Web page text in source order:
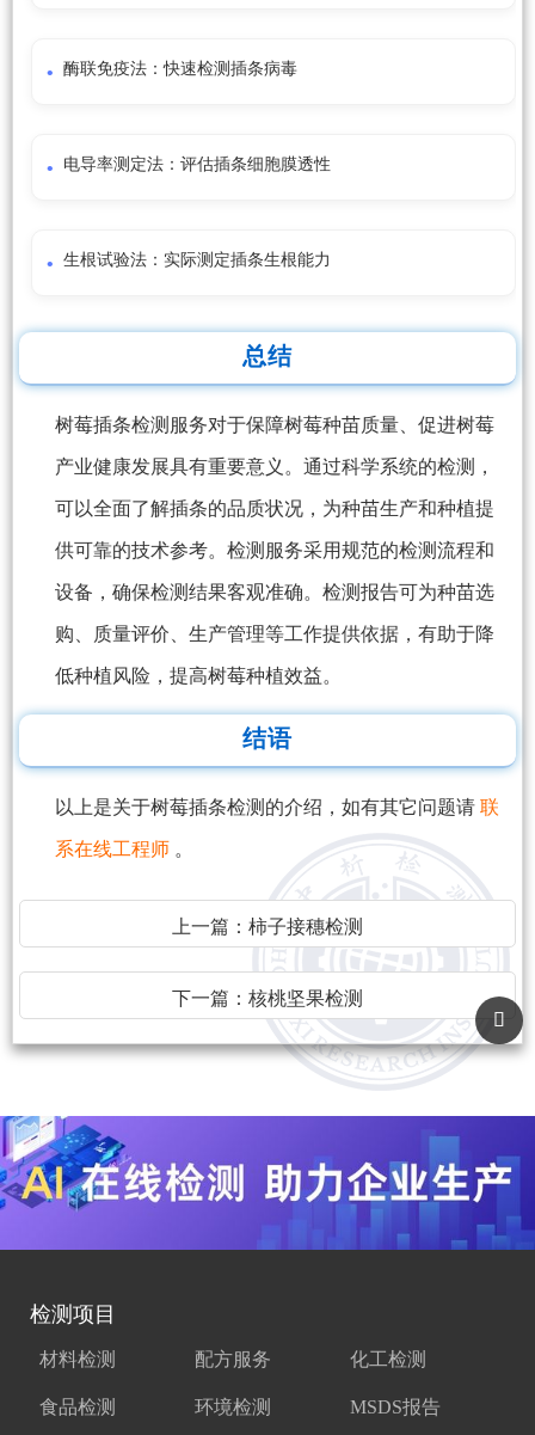
酶联免疫法：快速检测插条病毒
电导率测定法：评估插条细胞膜透性
生根试验法：实际测定插条生根能力
总结
树莓插条检测服务对于保障树莓种苗质量、促进树莓
产业健康发展具有重要意义。通过科学系统的检测，
可以全面了解插条的品质状况，为种苗生产和种植提
供可靠的技术参考。检测服务采用规范的检测流程和
设备，确保检测结果客观准确。检测报告可为种苗选
购、质量评价、生产管理等工作提供依据，有助于降
低种植风险，提高树莓种植效益。
结语
以上是关于树莓插条检测的介绍，如有其它问题请 联
系在线工程师 。
上一篇： 柿子接穗检测
下一篇： 核桃坚果检测
检测项目
材料检测 配方服务 化工检测
食品检测 环境检测 MSDS报告